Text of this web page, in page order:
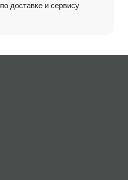
по доставке и сервису